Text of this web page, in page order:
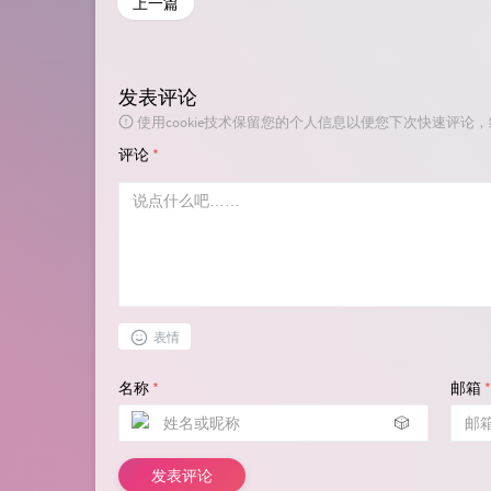
发表评论
使用cookie技术保留您的个人信息以便您下次快速评论
评论 *
表情
名称 *
🎲
邮箱 *
发表评论